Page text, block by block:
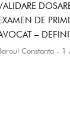
DE
–
Constanta - 1